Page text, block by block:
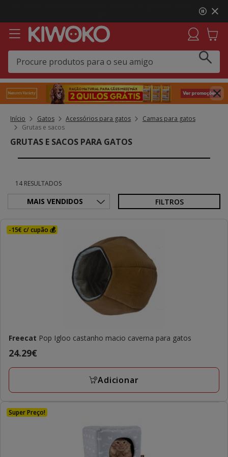
3,
mensagem,
Início Gatos Acessórios para gatos
Camas para gatos
Grutas e sacos
GRUTAS E SACOS PARA GATOS
14 RESULTADOS
FILTROS
-15€ c/ cupão 💰
Freecat Pop Igloo castanho macio caverna para gatos
Preço
24.29€
24.29€
Adicionar
Super Preço!